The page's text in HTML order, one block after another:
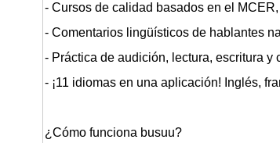
- Cursos de calidad basados en el
- Comentarios lingüísticos de hablantes
- Práctica de audición, lectura, escritura y
- ¡11 idiomas en una aplicación! Inglés,
¿Cómo funciona busuu?